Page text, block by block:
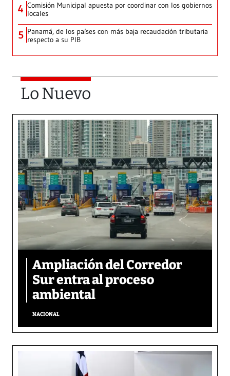
4 Comisión Municipal apuesta por coordinar con los gobiernos
locales
5 Panamá, de los países con más baja recaudación tributaria
respecto a su PIB
Lo Nuevo
Ampliación del Corredor
Sur entra al proceso
ambiental
NACIONAL